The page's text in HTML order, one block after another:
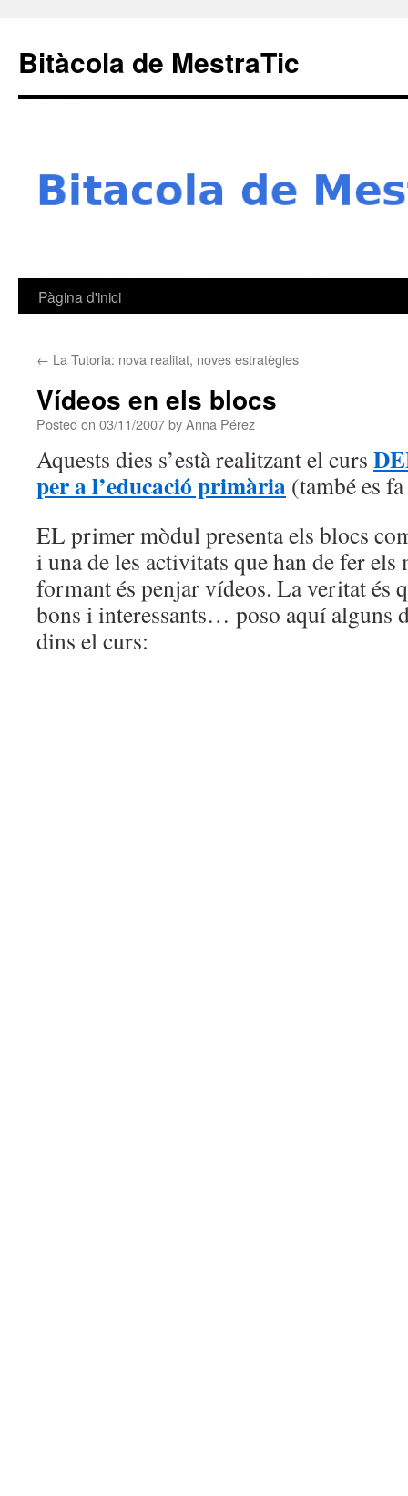
content
Bitàcola de MestraTic
Pàgina d'inici
← La Tutoria: nova realitat, noves estratègies
Vídeos en els blocs
Posted on 03/11/2007byAnna Pérez
Aquests dies s’està realitzant el curs
per a l’educació primària (també es
EL primer mòdul presenta els blocs
i una de les activitats que han de fer els
formant és penjar vídeos. La veritat és
bons i interessants… poso aquí alguns
dins el curs: